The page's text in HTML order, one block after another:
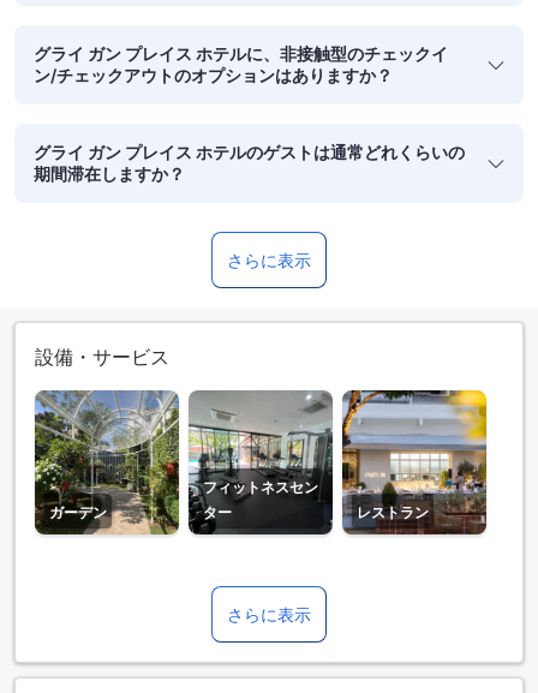
グライ ガン プレイス ホテルに、非接触型のチェックイ
ン/チェックアウトのオプションはありますか？
グライ ガン プレイス ホテルのゲストは通常どれくらいの
期間滞在しますか？
さらに表示
設備・サービス
ガーデン
フィットネスセン
ター
レストラン
さらに表示